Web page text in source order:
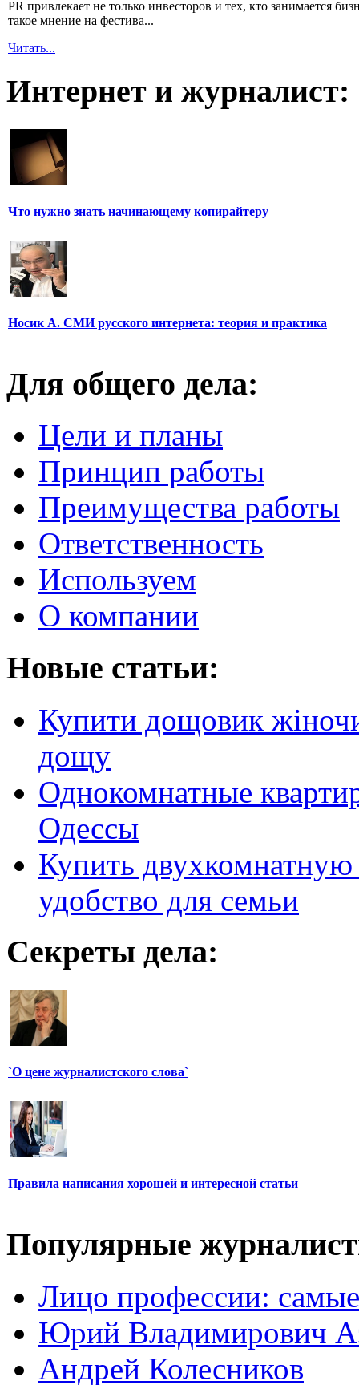
PR привлекает не только инвесторов и тех, кто занимается
такое мнение на фестива...
Читать...
Интернет и журналист:
Что нужно знать начинающему копирайтеру
Носик А. СМИ русского интернета: теория и практика
Для общего дела:
Цели и планы
Принцип работы
Преимущества работы
Ответственность
Используем
О компании
Новые статьи:
Купити дощовик
дощу
Однокомнатные
Одессы
Купить
удобство для семьи
Секреты дела:
`О цене журналистского слова`
Правила написания хорошей и интересной статьи
Популярные
Лицо профессии:
Юрий Владимирович
Андрей Колесников